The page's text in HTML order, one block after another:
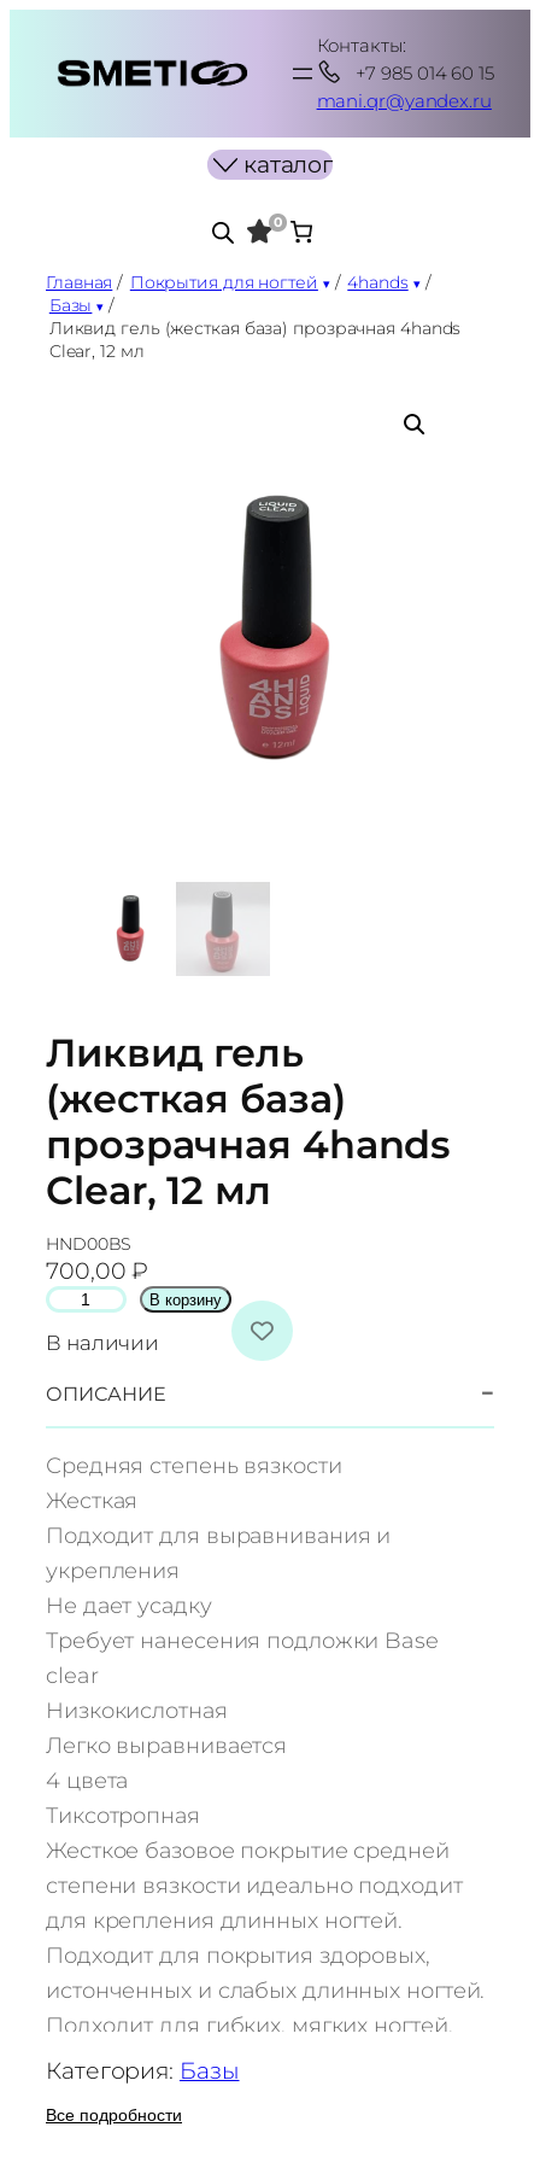
содержимому
Контакты:
+7 985 014 60 15
mani.qr@yandex.ru
каталог
0
Главная / Покрытия для ногтей / 4hands /
Базы
/
Ликвид гель (жесткая база) прозрачная 4hands
Clear, 12 мл
Ликвид гель
(жесткая база)
прозрачная 4hands
Clear, 12 мл
HND00BS
700,00₽
В наличии
К
о
и
ч
е
с
т
в
о
т
о
а
р
а
Л
и
к
д
г
е
л
(
ж
В корзину
ОПИСАНИЕ −
Средняя степень вязкости
Жесткая
Подходит для выравнивания и
укрепления
Не дает усадку
Требует нанесения подложки Base
clear
Низкокислотная
Легко выравнивается
4 цвета
Тиксотропная
Жесткое базовое покрытие средней
степени вязкости идеально подходит
для крепления длинных ногтей.
Подходит для покрытия здоровых,
истонченных и слабых длинных ногтей.
Подходит для гибких, мягких ногтей,
нуждающихся в дополнительном
базой обязательно необходимо нанести
Категория: Базы
Все подробности